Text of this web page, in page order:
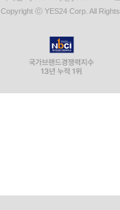
Copyright ⓒ YES24 Corp. All